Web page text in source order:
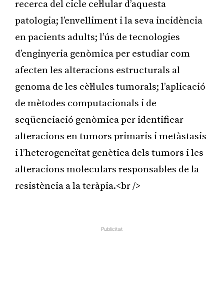
recerca del cicle cel·lular d’aquesta
patologia; l’envelliment i la seva incidència
en pacients adults; l’ús de tecnologies
d’enginyeria genòmica per estudiar com
afecten les alteracions estructurals al
genoma de les cèl·lules tumorals; l’aplicació
de mètodes computacionals i de
seqüenciació genòmica per identificar
alteracions en tumors primaris i metàstasis
i l’heterogeneïtat genètica dels tumors i les
alteracions moleculars responsables de la
resistència a la teràpia.<br />
Publicitat